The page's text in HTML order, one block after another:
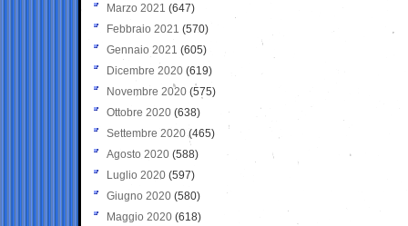
Marzo 2021 (647)
Febbraio 2021 (570)
Gennaio 2021 (605)
Dicembre 2020 (619)
Novembre 2020 (575)
Ottobre 2020 (638)
Settembre 2020(465)
Agosto 2020 (588)
Luglio 2020 (597)
Giugno 2020 (580)
Maggio 2020 (618)